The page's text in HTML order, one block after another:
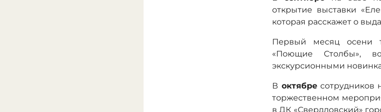
открытие выставки
которая расскажет о
Первый месяц осени
«Поющие Столбы»,
экскурсионными
В октябресотрудников
торжественном
в ДК «Свердловский»